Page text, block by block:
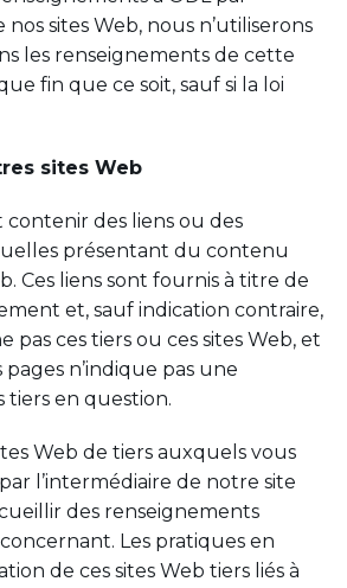
nos sites Web, nous n’utiliserons
les renseignements de cette
fin que ce soit, sauf si la loi
sites Web
contenir des liens ou des
présentant du contenu
Ces liens sont fournis à titre de
et, sauf indication contraire,
pas ces tiers ou ces sites Web, et
pages n’indique pas une
tiers en question.
Web de tiers auxquels vous
l’intermédiaire de notre site
des renseignements
Les pratiques en
de ces sites Web tiers liés à